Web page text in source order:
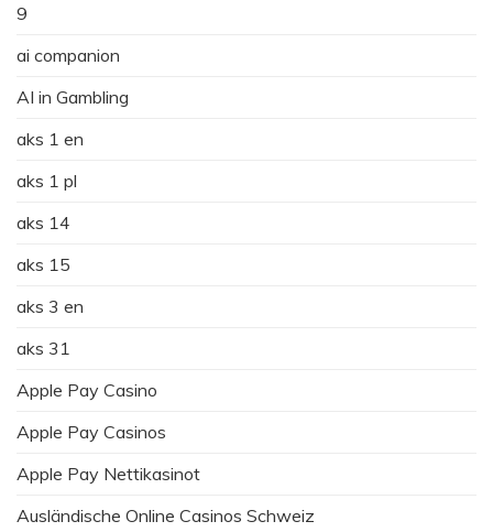
9
ai companion
AI in Gambling
aks 1 en
aks 1 pl
aks 14
aks 15
aks 3 en
aks 31
Apple Pay Casino
Apple Pay Casinos
Apple Pay Nettikasinot
Ausländische Online Casinos Schweiz